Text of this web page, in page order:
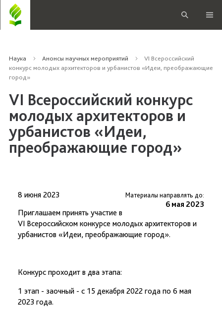
Наука Анонсы научных мероприятий
VI Всероссийский
конкурс молодых архитекторов и урбанистов «Идеи, преображающие
город»
VI Всероссийский конкурс
молодых архитекторов и
урбанистов «Идеи,
преображающие город»
8 июня 2023 Материалы направлять до:
6 мая 2023
Приглашаем принять участие в
VI Всероссийском конкурсе молодых архитекторов и
урбанистов «Идеи, преображающие город».
Конкурс проходит в два этапа:
1 этап - заочный - с 15 декабря 2022 года по 6 мая
2023 года.